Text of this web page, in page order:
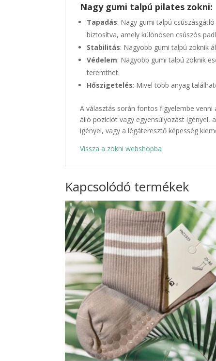
Nagy gumi talpú pilates zokni:
Tapadás: Nagy gumi talpú
biztosítva, amely különösen csúszós
Stabilitás: Nagyobb gumi talpú zoknik
Védelem: Nagyobb gumi talpú zoknik
teremthet.
Hőszigetelés: Mivel több anyag
A választás során fontos figyelembe
álló pozíciót vagy egyensúlyozást igényel,
igényel, vagy a légáteresztő képesség
Vissza a zokni webshopba
Kapcsolódó termékek